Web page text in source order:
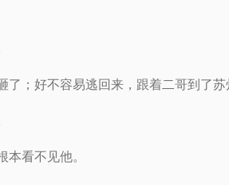
；好不容易逃回来，跟着二哥到了苏
本看不见他。